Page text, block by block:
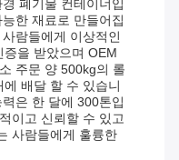
폐기물 컨테이너입
한 재료로 만들어집
람들에게 이상적인
을 받았으며 OEM
주문 양 500kg의 롤
배달 할 수 있습니
은 한 달에 300톤입
이고 신뢰할 수 있고
사람들에게 훌륭한